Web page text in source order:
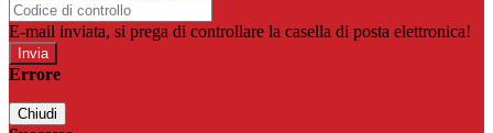
E-mail inviata, si prega di controllare la casella di posta elettronica!
Errore
Chiudi